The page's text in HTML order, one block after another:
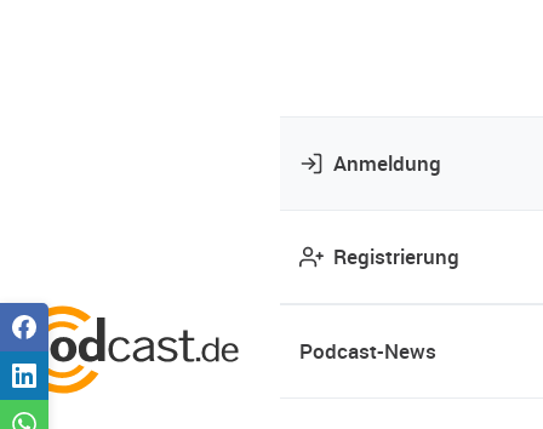
Anmeldung
Registrierung
Podcast-News